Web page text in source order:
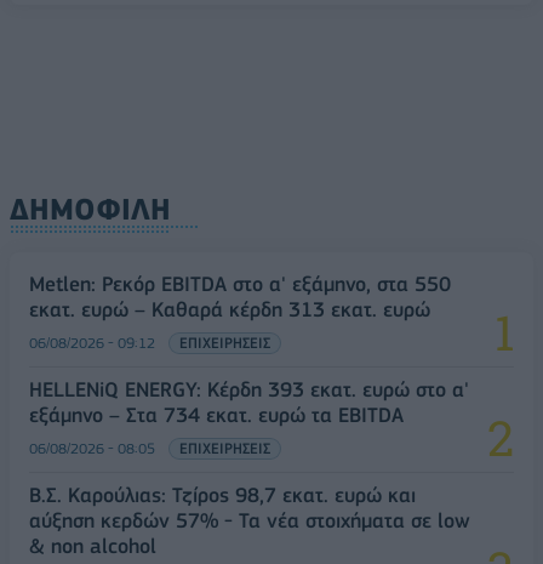
ΔΗΜΟΦΙΛΗ
Metlen: Ρεκόρ EBITDA στο α' εξάμηνο, στα 550
εκατ. ευρώ – Καθαρά κέρδη 313 εκατ. ευρώ
06/08/2026 - 09:12 ΕΠΙΧΕΙΡΗΣΕΙΣ
HELLENiQ ENERGY: Κέρδη 393 εκατ. ευρώ στο α'
εξάμηνο – Στα 734 εκατ. ευρώ τα EBITDA
06/08/2026 - 08:05 ΕΠΙΧΕΙΡΗΣΕΙΣ
Β.Σ. Καρούλιας: Τζίρος 98,7 εκατ. ευρώ και
αύξηση κερδών 57% - Τα νέα στοιχήματα σε low
& non alcohol